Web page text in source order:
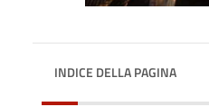
INDICE DELLA PAGINA